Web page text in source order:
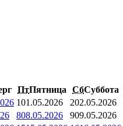
ПтПятница СбСуббота
101.05.2026 202.05.2026
808.05.2026 909.05.2026